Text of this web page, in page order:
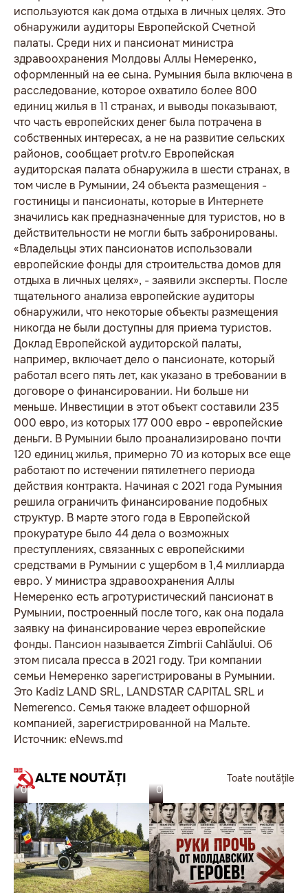
используются как дома отдыха в личных целях. Это
обнаружили аудиторы Европейской Счетной
палаты. Среди них и пансионат министра
здравоохранения Молдовы Аллы Немеренко,
оформленный на ее сына. Румыния была включена в
расследование, которое охватило более 800
единиц жилья в 11 странах, и выводы показывают,
что часть европейских денег была потрачена в
собственных интересах, а не на развитие сельских
районов, сообщает protv.ro Европейская
аудиторская палата обнаружила в шести странах, в
том числе в Румынии, 24 объекта размещения -
гостиницы и пансионаты, которые в Интернете
значились как предназначенные для туристов, но в
действительности не могли быть забронированы.
«Владельцы этих пансионатов использовали
европейские фонды для строительства домов для
отдыха в личных целях», - заявили эксперты. После
тщательного анализа европейские аудиторы
обнаружили, что некоторые объекты размещения
никогда не были доступны для приема туристов.
Доклад Европейской аудиторской палаты,
например, включает дело о пансионате, который
работал всего пять лет, как указано в требовании в
договоре о финансировании. Ни больше ни
меньше. Инвестиции в этот объект составили 235
000 евро, из которых 177 000 евро - европейские
деньги. В Румынии было проанализировано почти
120 единиц жилья, примерно 70 из которых все еще
работают по истечении пятилетнего периода
действия контракта. Начиная с 2021 года Румыния
решила ограничить финансирование подобных
структур. В марте этого года в Европейской
прокуратуре было 44 дела о возможных
преступлениях, связанных с европейскими
средствами в Румынии с ущербом в 1,4 миллиарда
евро. У министра здравоохранения Аллы
Немеренко есть агротуристический пансионат в
Румынии, построенный после того, как она подала
заявку на финансирование через европейские
фонды. Пансион называется Zimbrii Cahlăului. Об
этом писала пресса в 2021 году. Три компании
семьи Немеренко зарегистрированы в Румынии.
Это Kadiz LAND SRL, LANDSTAR CAPITAL SRL и
Nemerenco. Семья также владеет офшорной
компанией, зарегистрированной на Мальте.
Источник: eNews.md
ALTE NOUTĂȚI
Toate noutățile
06.08.26
05.08.26